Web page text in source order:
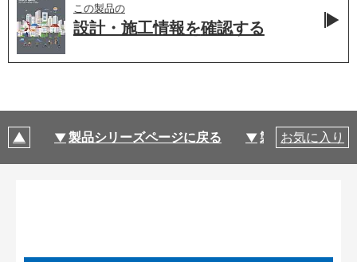
この製品の
設計・施工情報を確認する
製品シリーズページに戻る 製品仕様
お気に入り